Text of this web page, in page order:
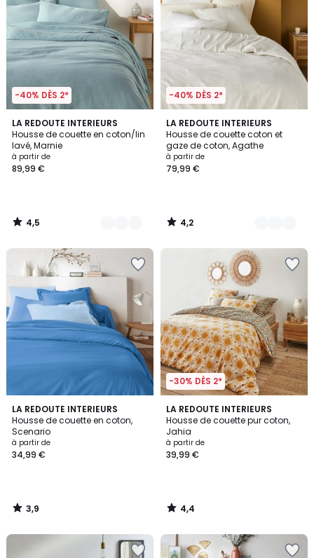
-40% DÈS 2*
LA REDOUTE INTERIEURS
Housse de couette en coton/lin
lavé, Marnie
à partir de
89,99 €
4,5
/ 5
3
Couleurs
4,5
/
-40% DÈS 2*
LA REDOUTE INTERIEURS
Housse de couette coton et
gaze de coton, Agathe
à partir de
79,99 €
4,2
/ 5
2
Couleurs
4,2
/
LA REDOUTE INTERIEURS
Housse de couette en coton,
Scenario
à partir de
34,99 €
3,9
/ 5
3,9
/
-30% DÈS 2*
LA REDOUTE INTERIEURS
Housse de couette pur coton,
Jahia
à partir de
39,99 €
4,4
/ 5
4,4
/